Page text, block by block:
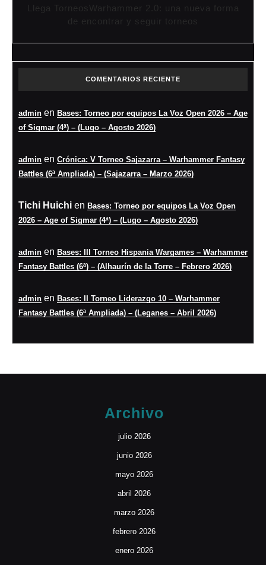
Llega TorneosWarhammer 2.0: una nueva forma
de encontrar y seguir torneos
COMENTARIOS RECIENTE
admin en Bases: Torneo por equipos La Voz Open 2026 – Age
of Sigmar (4ª) – (Lugo – Agosto 2026)
admin en Crónica: V Torneo Sajazarra – Warhammer Fantasy
Battles (6ª Ampliada) – (Sajazarra – Marzo 2026)
Tichi Huichi en Bases: Torneo por equipos La Voz Open
2026 – Age of Sigmar (4ª) – (Lugo – Agosto 2026)
admin en Bases: III Torneo Hispania Wargames – Warhammer
Fantasy Battles (6ª) – (Alhaurín de la Torre – Febrero 2026)
admin en Bases: II Torneo Liderazgo 10 – Warhammer
Fantasy Battles (6ª Ampliada) – (Leganes – Abril 2026)
Archivo
julio 2026
junio 2026
mayo 2026
abril 2026
marzo 2026
febrero 2026
enero 2026